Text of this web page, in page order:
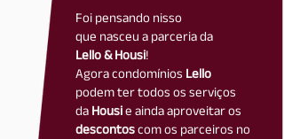
Foi pensando nisso
que nasceu a parceria da
Lello & Housi!
Agora condomínios Lello
podem ter todos os serviços
da Housie ainda aproveitar os
descontoscom os parceiros no